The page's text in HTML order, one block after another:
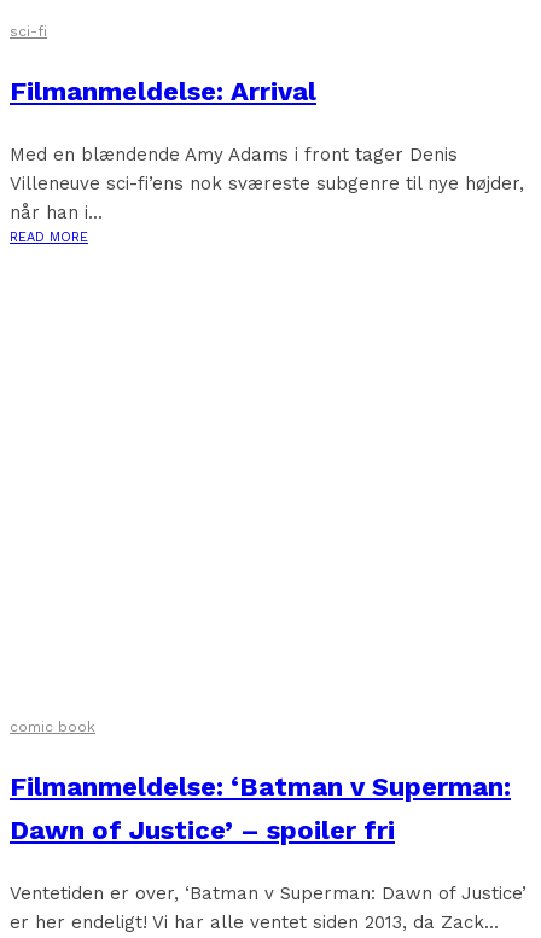
sci-fi
Filmanmeldelse: Arrival
Med en blændende Amy Adams i front tager Denis
Villeneuve sci-fi’ens nok sværeste subgenre til nye højder,
når han i...
READ MORE
comic book
Filmanmeldelse: ‘Batman v Superman:
Dawn of Justice’ – spoiler fri
Ventetiden er over, ‘Batman v Superman: Dawn of Justice’
er her endeligt! Vi har alle ventet siden 2013, da Zack...